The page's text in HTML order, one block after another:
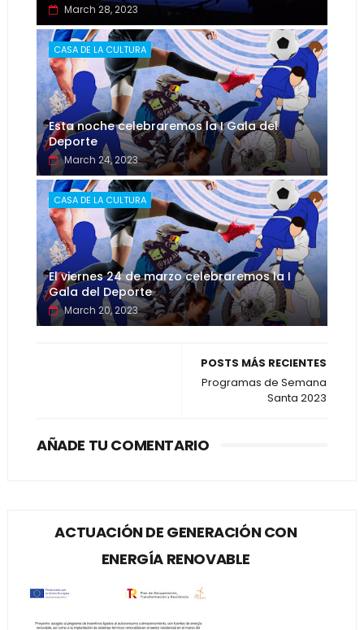
March 28, 2023
CASA DE LA CULTURA
Esta noche celebraremos la I Gala del
Deporte
March 24, 2023
CASA DE LA CULTURA
El viernes 24 de marzo celebraremos la I
Gala del Deporte
March 20, 2023
POSTS MÁS RECIENTES
Programas de Semana
Santa 2023
AÑADE TU COMENTARIO
ACTUACIÓN DE GENERACIÓN CON
ENERGÍA RENOVABLE